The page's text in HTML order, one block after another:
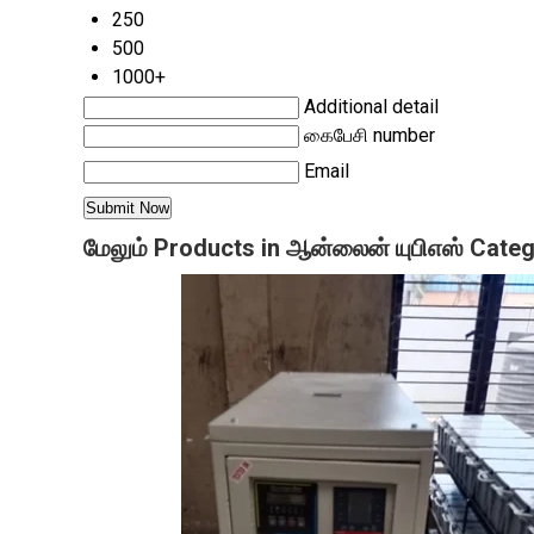
250
500
1000+
Additional detail
கைபேசி number
Email
மேலும் Products in ஆன்லைன் யுபிஎஸ்